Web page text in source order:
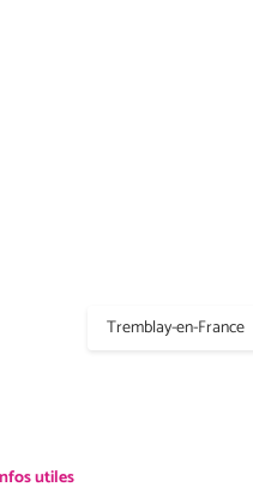
Tremblay-en-France
utiles